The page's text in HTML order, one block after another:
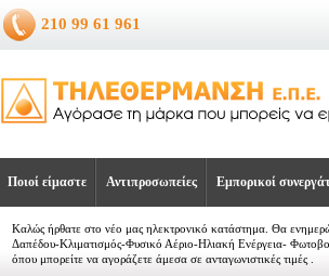
210 99 61 961
Ποιοί είμαστε Αντιπροσωπείες Εμπορικοί
Καλώς ήρθατε στο νέο μας ηλεκτρονικό κατάστημα. Θα
Δαπέδου-Κλιματισμός-Φυσικό Αέριο-Ηλιακή Ενέργεια-
όπου μπορείτε να αγοράζετε άμεσα σε ανταγωνιστικές τιμές .